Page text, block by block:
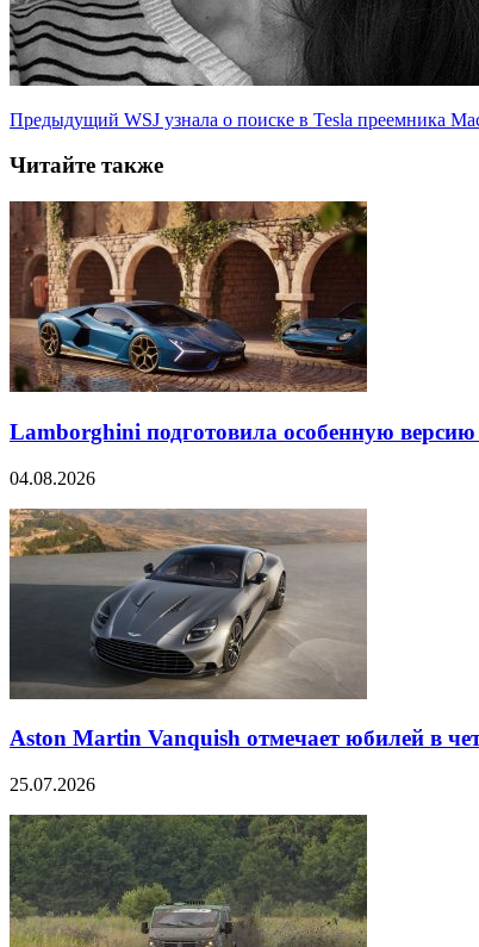
Предыдущий WSJ узнала о поиске в Tesla преемника
Читайте также
Lamborghini подготовила особенную версию
04.08.2026
Aston Martin Vanquish отмечает юбилей в
25.07.2026